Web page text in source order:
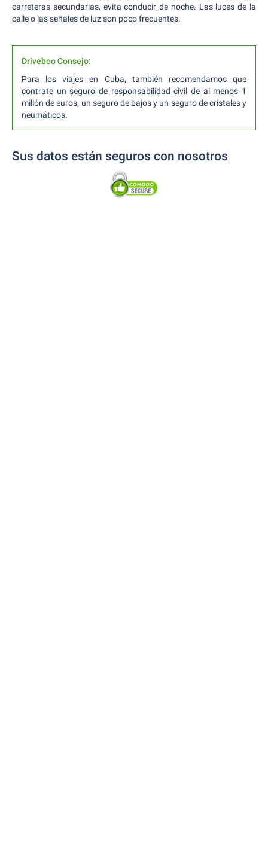
carreteras secundarias, evita conducir de noche. Las luces de la
calle o las señales de luz son poco frecuentes.
Driveboo Consejo:
Para los viajes en Cuba, también recomendamos que
contrate un seguro de responsabilidad civil de al menos 1
millón de euros, un seguro de bajos y un seguro de cristales y
neumáticos.
Sus datos están seguros con nosotros